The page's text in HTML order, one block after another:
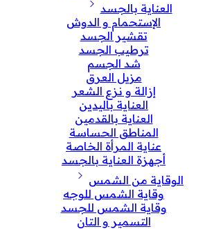
العناية بالجسد
الإستحمام و الدوش
تقشير الجسد
ترطيب الجسد
شد الجسم
مزيل العرق
إزالة و نزع الشعر
العناية باليدين
العناية بالقدمين
المناطق الحساسة
عناية المرأة الخاصة
أجهزة العناية بالجسد
الوقاية من الشمس
وقاية الشمس للوجه
وقاية الشمس للجسد
التسمير و التان